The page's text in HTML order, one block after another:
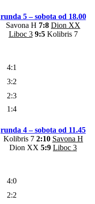
runda 5 – sobota od 18.00
Savona H 7:8 Dion XX
Liboc 3 9:5Kolibris 7
4:1
3:2
2:3
1:4
runda 4 – sobota od 11.45
Kolibris 7 2:10 Savona H
Dion XX 5:9 Liboc 3
4:0
2:2